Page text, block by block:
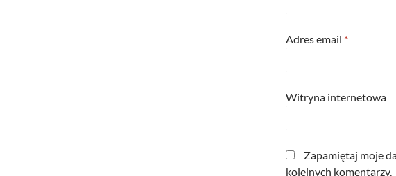
Adres email *
Witryna internetowa
Zapamiętaj moje
kolejnych komentarzy.